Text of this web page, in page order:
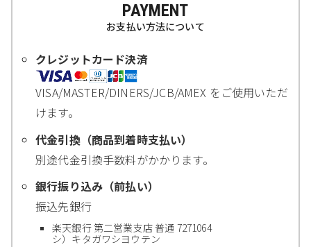
PAYMENT
お支払い方法について
クレジットカード決済
VISA/MASTER/DINERS/JCB/AMEX をご使用いただ
けます。
代金引換（商品到着時支払い）
別途代金引換手数料がかかります。
銀行振り込み（前払い）
振込先銀行
楽天銀行 第二営業支店 普通 7271064
シ）キタガワシヨウテン